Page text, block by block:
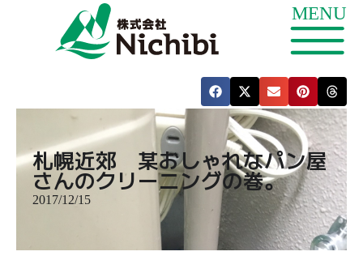
札幌近郊 某おしゃれなパン屋
さんのクリーニングの巻。
2017/12/15